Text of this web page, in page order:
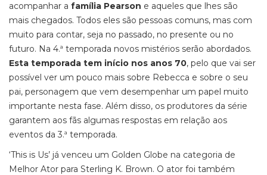
acompanhar a família Pearson e aqueles que lhes são
mais chegados. Todos eles são pessoas comuns, mas com
muito para contar, seja no passado, no presente ou no
futuro. Na 4.ª temporada novos mistérios serão abordados.
Esta temporada tem início nos anos 70, pelo que vai ser
possível ver um pouco mais sobre Rebecca e sobre o seu
pai, personagem que vem desempenhar um papel muito
importante nesta fase. Além disso, os produtores da série
garantem aos fãs algumas respostas em relação aos
eventos da 3.ª temporada.
‘This is Us’ já venceu um Golden Globe na categoria de
Melhor Ator para Sterling K. Brown. O ator foi também